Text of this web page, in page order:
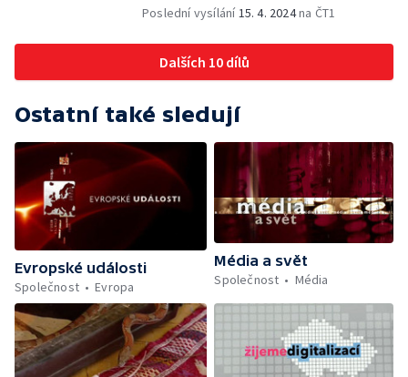
Poslední vysílání15. 4. 2024na ČT1
Dalších 10 dílů
Ostatní také sledují
Evropské události
Společnost
Evropa
Média a svět
Společnost
Média